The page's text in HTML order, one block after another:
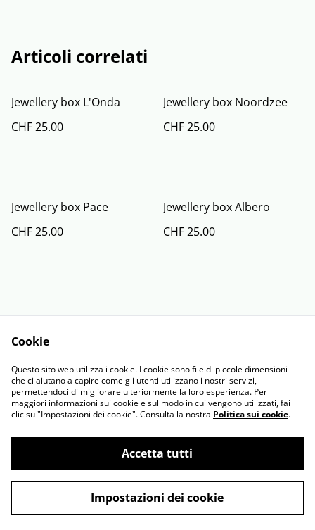
Articoli correlati
Jewellery box L'Onda
CHF 25.00
Jewellery box Noordzee
CHF 25.00
Jewellery box Pace
CHF 25.00
Jewellery box Albero
CHF 25.00
Contact Us
Legal Terms
Privacy Policy
Cookie Policy
©2026Art Shop Alex
powered by
Cookie
Questo sito web utilizza i cookie. I cookie sono file di piccole dimensioni
che ci aiutano a capire come gli utenti utilizzano i nostri servizi,
permettendoci di migliorare ulteriormente la loro esperienza. Per
maggiori informazioni sui cookie e sul modo in cui vengono utilizzati, fai
clic su "Impostazioni dei cookie". Consulta la nostra Politica sui cookie.
Accetta tutti
Impostazioni dei cookie